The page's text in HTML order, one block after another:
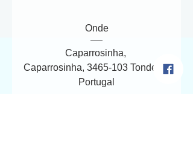
Onde
Caparrosinha,
Caparrosinha, 3465-103 Tondela,
Portugal